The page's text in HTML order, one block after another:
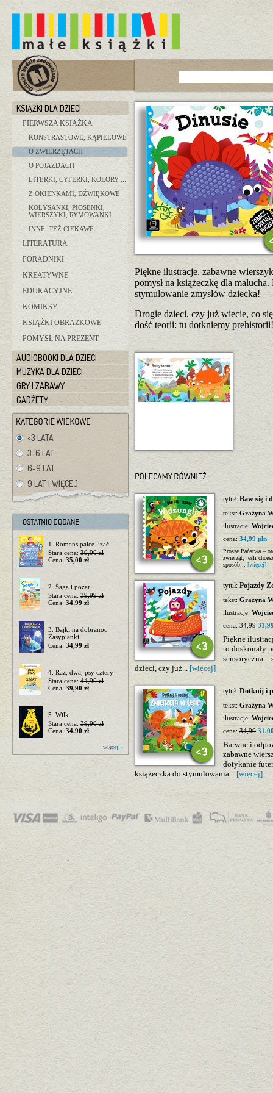
KSIĄŻKI DLA DZIECI
PIERWSZA KSIĄŻKA
KONSTRASTOWE, KĄPIELOWE
O ZWIERZĘTACH
O POJAZDACH
LITERKI, CYFERKI, KOLORY ...
Z OKIENKAMI, DŹWIĘKOWE
KOŁYSANKI, PIOSENKI,
WIERSZYKI, RYMOWANKI
INNE, TEŻ CIEKAWE
LITERATURA
PORADNIKI
KREATYWNE
EDUKACYJNE
KOMIKSY
KSIĄŻKI OBRAZKOWE
POMYSŁ NA PREZENT
AUDIOBOOKI DLA DZIECI
MUZYKA DLA DZIECI
GRY I ZABAWY
GADŻETY
<3 LATA
3-6 LAT
6-9 LAT
9 LAT I WIĘCEJ
1. Romans palce lizać
Stara cena: 39,90 zł
Cena: 35,00 zł
2. Saga i pożar
Stara cena: 39,99 zł
Cena: 34,99 zł
3. Bajki na dobranoc
Zasypianki
Cena: 34,99 zł
4. Raz, dwa, psy cztery
Stara cena: 44,90 zł
Cena: 39,90 zł
5. Wilk
Stara cena: 39,90 zł
Cena: 34,90 zł
więcej »
Piękne ilustracje, zabawne
pomysł na książeczkę dla
stymulowanie zmysłów dziecka!
Drogie dzieci, czy już wiecie, co
dość teorii: tu dotkniemy prehistorii!
tytuł: Baw się i
tekst: Grażyna
ilustracje:
cena: 34,99 pln
Proszę Państwa –
zwierząt, jeśli
sposób... [więcej]
tytuł: Pojazdy
tekst: Grażyna
ilustracje:
cena: 34,99
Piękne
to doskonały
sensoryczna –
dzieci, czy już... [więcej]
tytuł: Dotknij i
tekst: Grażyna
ilustracje:
cena: 34,90
Barwne i
zabawne
dotykanie
książeczka do stymulowania... [więcej]